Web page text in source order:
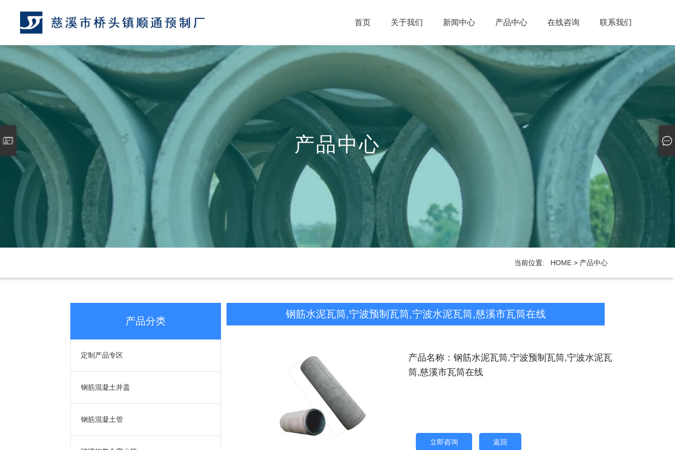
首页 关于我们 新闻中心 产品中心 在线咨询 联系我们
产品中心
当前位置: HOME> 产品中心
产品分类
定制产品专区
钢筋混凝土井盖
钢筋混凝土管
钢筋水泥瓦筒,宁波预制瓦筒,宁波水泥瓦筒,慈溪市瓦筒在线
产品名称：钢筋水泥瓦筒,宁波预制瓦筒,宁波水泥瓦
筒,慈溪市瓦筒在线
立即咨询 返回